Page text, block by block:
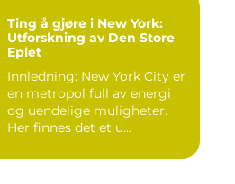
Ting å gjøre i New York:
Utforskning av Den Store
Eplet
Innledning: New York City er
en metropol full av energi
og uendelige muligheter.
Her finnes det et u...